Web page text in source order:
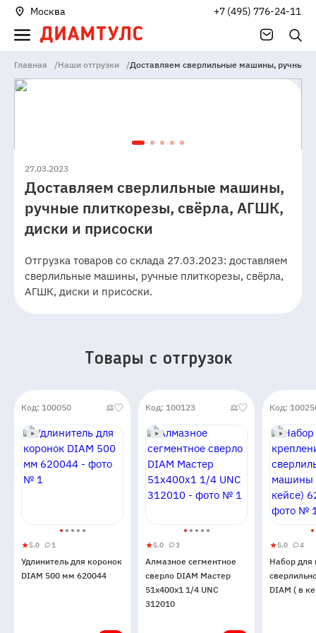
Москва +7 (495) 776-24-11
Главная /Наши отгрузки /Доставляем сверлильные машины, ручные
27.03.2023
Доставляем сверлильные машины,
ручные плиткорезы, свёрла, АГШК,
диски и присоски
Отгрузка товаров со склада 27.03.2023: доставляем
сверлильные машины, ручные плиткорезы, свёрла,
АГШК, диски и присоски.
Товары c отгрузок
Код: 100050
Удлинитель
для
коронок
5.0
5
1 1
Удлинитель для коронок
DIAM 500 мм 620044
Код: 100123
Алмазное
сегментное
сверло
DIAM
5.0
5
3 3
Алмазное сегментное
сверло DIAM Мастер
51x400x1 1/4 UNC
312010
Код:
Набор
для
5.0
5
4 4
Набор для
DIAM ( в